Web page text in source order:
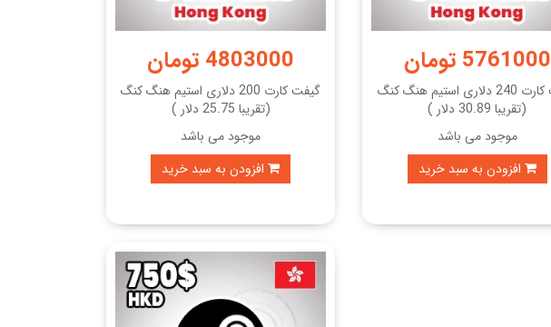
4803000 تومان
گیفت کارت 200 دلاری استیم هنگ کنگ
(تقریبا 25.75 دلار )
موجود می باشد
افزودن به سبد خرید
5761000 تومان
گیفت کارت 240 دلاری استیم هنگ کنگ
(تقریبا 30.89 دلار )
موجود می باشد
افزودن به سبد خرید